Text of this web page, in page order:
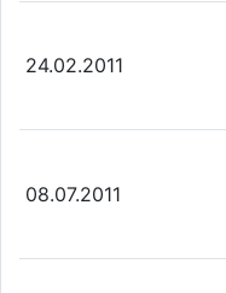
24.02.2011
08.07.2011